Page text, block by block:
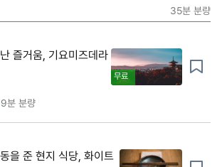
35분 분량
즐거움, 기요미즈데라
무료
9분 분량
을 준 현지 식당, 화이트